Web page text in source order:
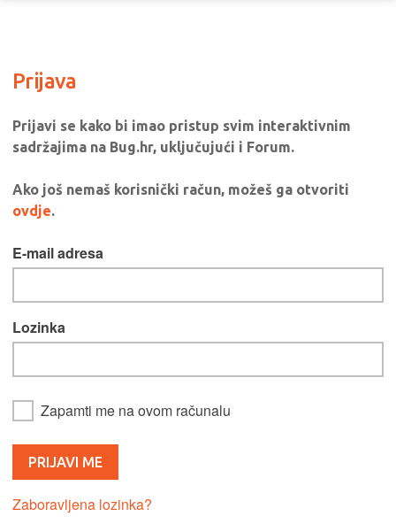
Prijava
Prijavi se kako bi imao pristup svim interaktivnim
sadržajima na Bug.hr, uključujući i Forum.
Ako još nemaš korisnički račun, možeš ga otvoriti
ovdje.
E-mail adresa
Lozinka
Zapamti me na ovom računalu
Zaboravljena lozinka?